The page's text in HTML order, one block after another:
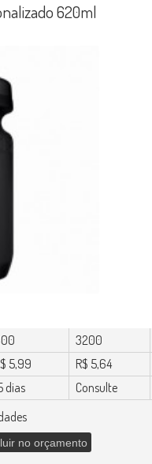
620ml
3200
5,99
R$ 5,64
dias Consulte